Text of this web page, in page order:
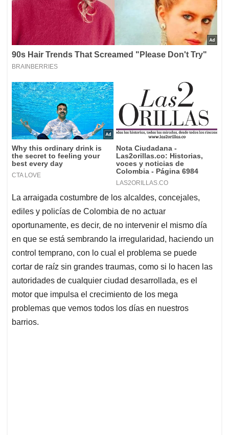
La arraigada costumbre de los alcaldes, concejales,
ediles y policías de Colombia de no actuar
oportunamente, es decir, de no intervenir el mismo día
en que se está sembrando la irregularidad, haciendo un
control temprano, con lo cual el problema se puede
cortar de raíz sin grandes traumas, como si lo hacen las
autoridades de cualquier ciudad desarrollada, es el
motor que impulsa el crecimiento de los mega
problemas que vemos todos los días en nuestros
barrios.